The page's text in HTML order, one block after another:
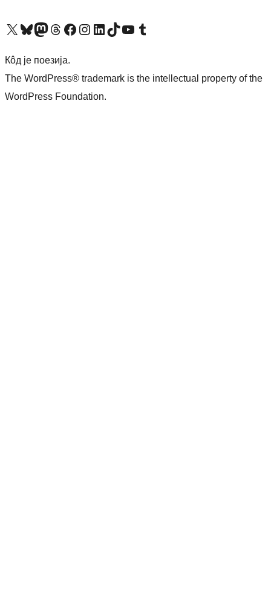
Visit our X (formerly Twitter) account
Посетите наш Bluesky налог
Visit our Mastodon account
Посетите наш налог на Threads-у Visit our Facebook pageПосетите наш Инстаграм налог
Visit our LinkedIn account
Посетите наш TikTok налог
Visit our YouTube channel
Посетите наш Tumblr налог
Кôд је поезија.
The WordPress® trademark is the intellectual property of the
WordPress Foundation.